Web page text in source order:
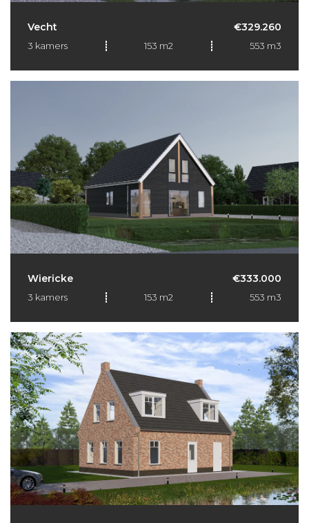
Vecht €329.260
3 kamers 153 m2 553 m3
Wiericke €333.000
3 kamers 153 m2 553 m3